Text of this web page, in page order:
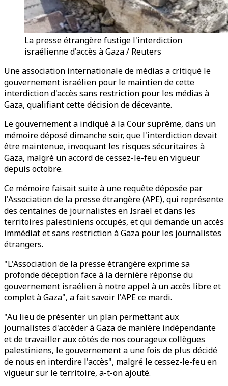
La presse étrangère fustige l'interdiction
israélienne d'accès à Gaza / Reuters
Une association internationale de médias a critiqué le
gouvernement israélien pour le maintien de cette
interdiction d'accès sans restriction pour les médias à
Gaza, qualifiant cette décision de décevante.
Le gouvernement a indiqué à la Cour suprême, dans un
mémoire déposé dimanche soir, que l'interdiction devait
être maintenue, invoquant les risques sécuritaires à
Gaza, malgré un accord de cessez-le-feu en vigueur
depuis octobre.
Ce mémoire faisait suite à une requête déposée par
l'Association de la presse étrangère (APE), qui représente
des centaines de journalistes en Israël et dans les
territoires palestiniens occupés, et qui demande un accès
immédiat et sans restriction à Gaza pour les journalistes
étrangers.
"L'Association de la presse étrangère exprime sa
profonde déception face à la dernière réponse du
gouvernement israélien à notre appel à un accès libre et
complet à Gaza", a fait savoir l'APE ce mardi.
"Au lieu de présenter un plan permettant aux
journalistes d'accéder à Gaza de manière indépendante
et de travailler aux côtés de nos courageux collègues
palestiniens, le gouvernement a une fois de plus décidé
de nous en interdire l'accès", malgré le cessez-le-feu en
vigueur sur le territoire, a-t-on ajouté.